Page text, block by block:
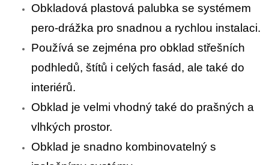
Obkladová plastová palubka se systémem
pero-drážka pro snadnou a rychlou instalaci.
Používá se zejména pro obklad střešních
podhledů, štítů i celých fasád, ale také do
interiérů.
Obklad je velmi vhodný také do prašných a
vlhkých prostor.
Obklad je snadno kombinovatelný s